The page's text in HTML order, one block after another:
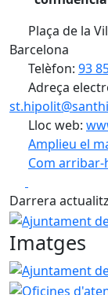
Plaça de la
Barcelona
Telèfon: 93
Adreça
Lloc web:
Amplieu el
Com arribar-
+
−
Darrera
Ajuntament de
Imatges
Ajuntament de